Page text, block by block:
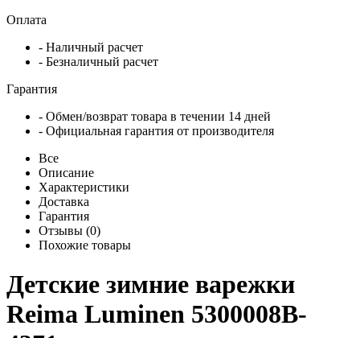
Оплата
- Наличный расчет
- Безналичный расчет
Гарантия
- Обмен/возврат товара в течении 14 дней
- Официальная гарантия от производителя
Все
Описание
Характеристики
Доставка
Гарантия
Отзывы (0)
Похожие товары
Детские зимние варежки
Reima Luminen 5300008B-